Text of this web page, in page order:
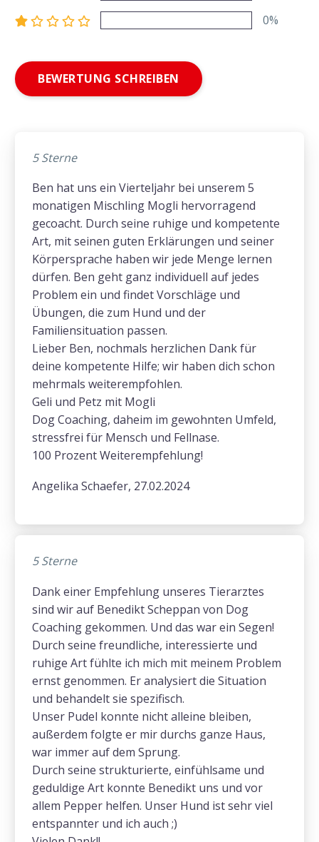
0%
BEWERTUNG SCHREIBEN
5 Sterne
Ben hat uns ein Vierteljahr bei unserem 5
monatigen Mischling Mogli hervorragend
gecoacht. Durch seine ruhige und kompetente
Art, mit seinen guten Erklärungen und seiner
Körpersprache haben wir jede Menge lernen
dürfen. Ben geht ganz individuell auf jedes
Problem ein und findet Vorschläge und
Übungen, die zum Hund und der
Familiensituation passen.
Lieber Ben, nochmals herzlichen Dank für
deine kompetente Hilfe; wir haben dich schon
mehrmals weiterempfohlen.
Geli und Petz mit Mogli
Dog Coaching, daheim im gewohnten Umfeld,
stressfrei für Mensch und Fellnase.
100 Prozent Weiterempfehlung!
Angelika Schaefer, 27.02.2024
5 Sterne
Dank einer Empfehlung unseres Tierarztes
sind wir auf Benedikt Scheppan von Dog
Coaching gekommen. Und das war ein Segen!
Durch seine freundliche, interessierte und
ruhige Art fühlte ich mich mit meinem Problem
ernst genommen. Er analysiert die Situation
und behandelt sie spezifisch.
Unser Pudel konnte nicht alleine bleiben,
außerdem folgte er mir durchs ganze Haus,
war immer auf dem Sprung.
Durch seine strukturierte, einfühlsame und
geduldige Art konnte Benedikt uns und vor
allem Pepper helfen. Unser Hund ist sehr viel
entspannter und ich auch ;)